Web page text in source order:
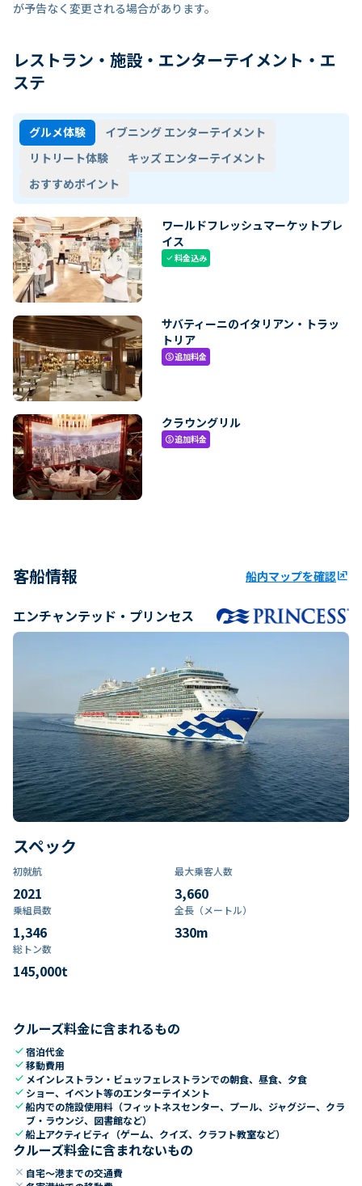
が予告なく変更される場合があります。
レストラン・施設・エンターテイメント・エ
ステ
グルメ体験
イブニング エンターテイメント
リトリート体験
キッズ エンターテイメント
おすすめポイント
ワールドフレッシュマーケットプレ
イス
check料金込み
サバティーニのイタリアン・トラッ
トリア
paid追加料金
クラウングリル
paid追加料金
客船情報 船内マップを確認ungroup
エンチャンテッド・プリンセス
スペック
初就航
2021
最大乗客人数
3,660
乗組員数​
1,346
全長（メートル）
330m
総トン数​
145,000t
クルーズ料金に含まれるもの
check宿泊代金
check移動費用
check メインレストラン・ビュッフェレストランでの朝食、昼食、夕食
check ショー、イベント等のエンターテイメント
check船内での施設使用料（フィットネスセンター、プール、ジャグジー、クラ
ブ・ラウンジ、図書館など）
check船上アクティビティ（ゲーム、クイズ、クラフト教室など）
クルーズ料金に含まれないもの
close 自宅～港までの交通費